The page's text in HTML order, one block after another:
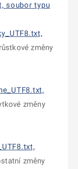
soubor typu
změny
změny
změny